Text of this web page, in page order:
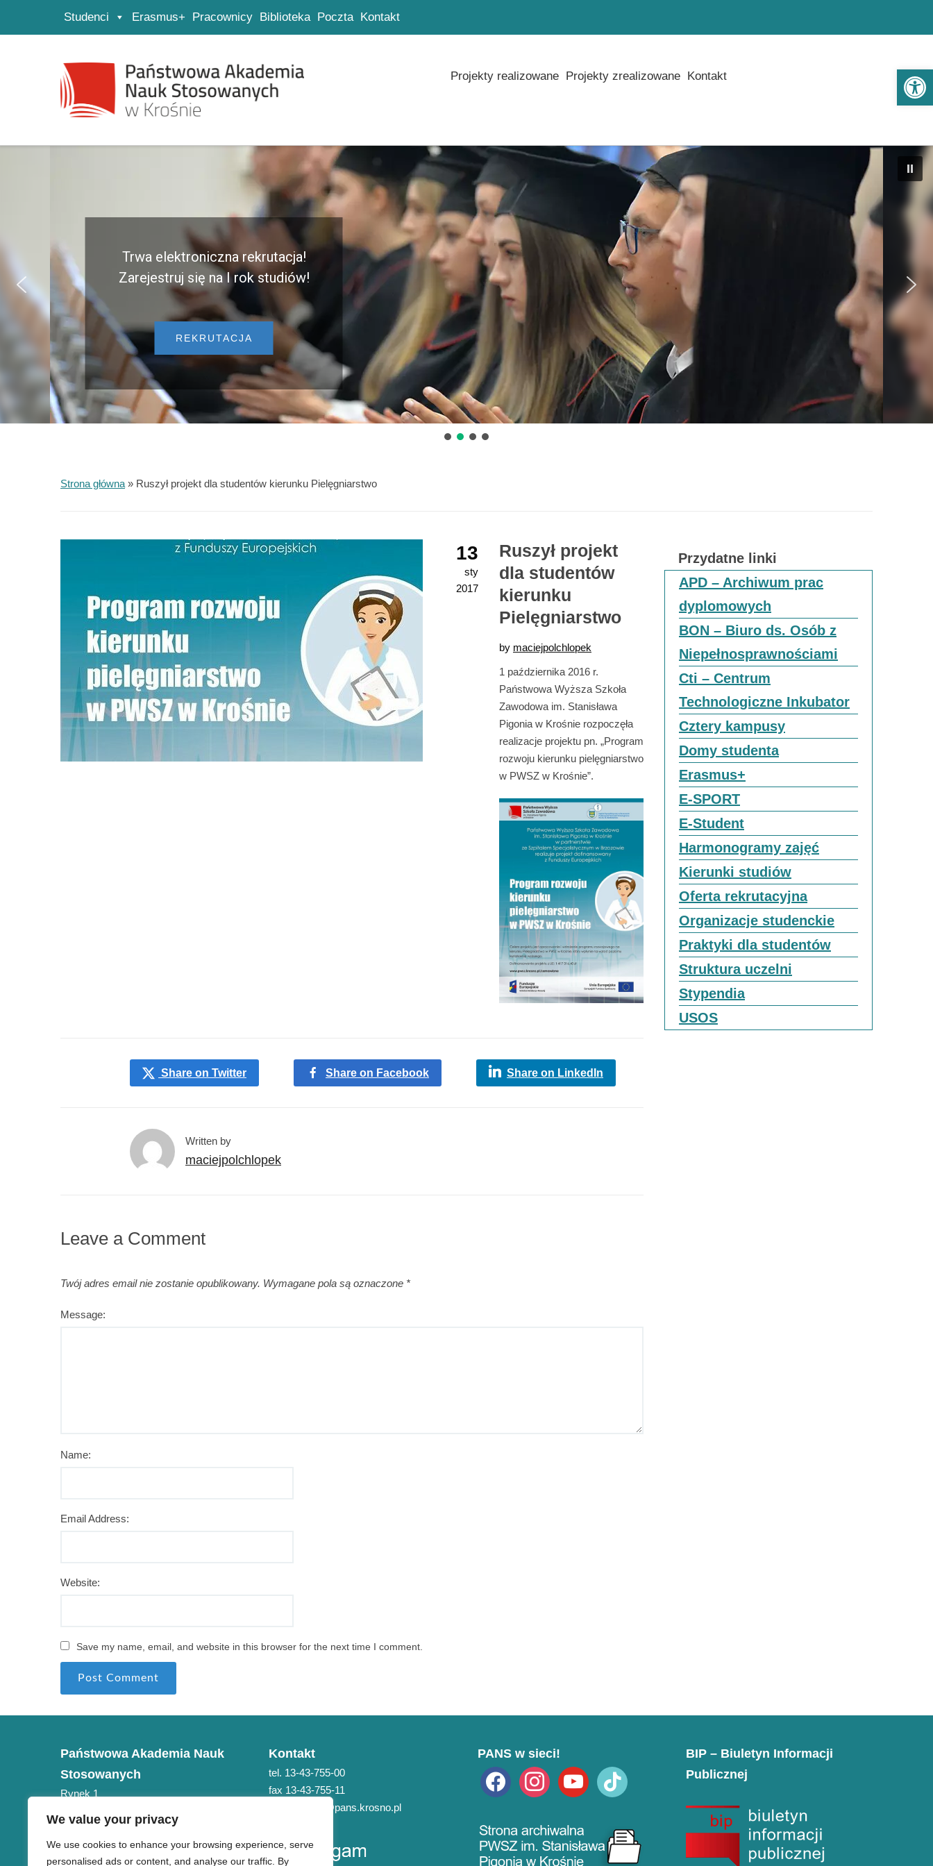
We value your privacy
We use cookies to enhance your browsing experience, serve
personalised ads or content, and analyse our traffic. By
Strona główna
Przejdź do wyszukiwarki
Przejdź do menu głównego
Studenci Erasmus+ Pracownicy Biblioteka Poczta Kontakt
Projekty realizowane Projekty zrealizowane Kontakt
REKRUTACJA
Trwa elektroniczna rekrutacja!
Zarejestruj się na I rok studiów!
Strona główna » Ruszył projekt dla studentów kierunku Pielęgniarstwo
13
sty
2017
Ruszył projekt
dla studentów
kierunku
Pielęgniarstwo
by maciejpolchlopek
1 października 2016 r.
Państwowa Wyższa Szkoła
Zawodowa im. Stanisława
Pigonia w Krośnie rozpoczęła
realizacje projektu pn. „Program
rozwoju kierunku pielęgniarstwo
w PWSZ w Krośnie”.
Share on Twitter Share on Facebook Share on LinkedIn
Written by
maciejpolchlopek
Leave a Comment
Twój adres email nie zostanie opublikowany. Wymagane pola są oznaczone *
Message:
Name:
Email Address:
Website:
Save my name, email, and website in this browser for the next time I comment.
Przydatne linki
APD – Archiwum prac
dyplomowych
BON – Biuro ds. Osób z
Niepełnosprawnościami
Cti – Centrum
Technologiczne Inkubator
Cztery kampusy
Domy studenta
Erasmus+
E-SPORT
E-Student
Harmonogramy zajęć
Kierunki studiów
Oferta rekrutacyjna
Organizacje studenckie
Praktyki dla studentów
Struktura uczelni
Stypendia
USOS
Państwowa Akademia Nauk
Stosowanych
Rynek 1
NIP 684-21-75-051
Kontakt
tel. 13-43-755-00
fax 13-43-755-11
e-mail: pans@pans.krosno.pl
PANS w sieci!
facebookinstagramyoutube tiktok
BIP – Biuletyn Informacji
Publicznej